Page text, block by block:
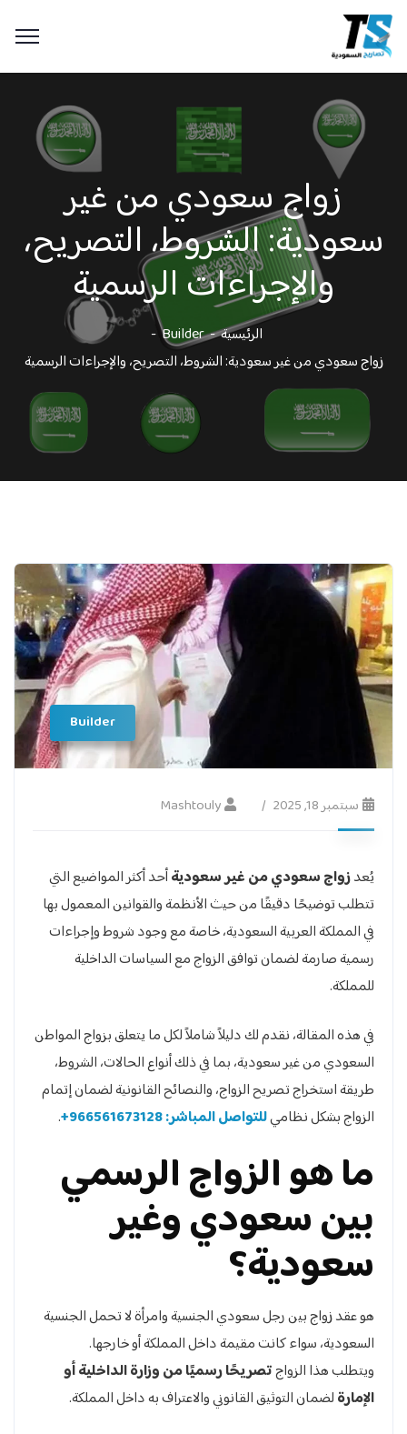
زواج سعودي من غير
سعودية: الشروط، التصريح،
والإجراءات الرسمية
الرئيسية
Builder
زواج سعودي من غير سعودية: الشروط، التصريح، والإجراءات الرسمية
Builder
سبتمبر 18, 2025 Mashtouly
يُعدزواج سعودي من غير سعوديةأحد أكثر المواضيع التي
تتطلب توضيحًا دقيقًا من حيث الأنظمة والقوانين المعمول بها
في المملكة العربية السعودية، خاصة مع وجود شروط وإجراءات
رسمية صارمة لضمان توافق الزواج مع السياسات الداخلية
للمملكة.
في هذه المقالة، نقدم لك دليلاً شاملاً لكل ما يتعلق بزواج المواطن
السعودي من غير سعودية، بما في ذلك أنواع الحالات، الشروط،
طريقة استخراج تصريح الزواج، والنصائح القانونية لضمان إتمام
الزواج بشكل نظاميللتواصل المباشر: 966561673128+ .
ما هو الزواج الرسمي
بين سعودي وغير
سعودية؟
هو عقد زواج بين رجل سعودي الجنسية وامرأة لا تحمل الجنسية
السعودية، سواء كانت مقيمة داخل المملكة أو خارجها.
ويتطلب هذا الزواجتصريحًا رسميًا من وزارة الداخلية أو
الإمارةلضمان التوثيق القانوني والاعتراف به داخل المملكة.